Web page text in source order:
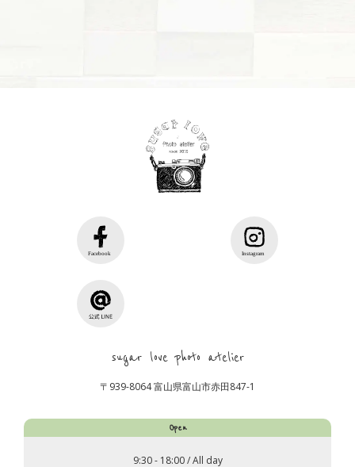
sugar love photo atelier
〒939-8064 富山県富山市赤田847-1
Open
9:30 - 18:00 / All day